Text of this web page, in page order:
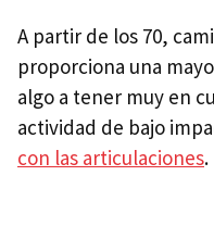
A partir de los 70,
proporciona una
algo a tener muy en
actividad de bajo
con las articulaciones.